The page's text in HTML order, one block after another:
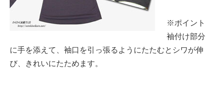
※ポイント
袖付け部分
に手を添えて、袖口を引っ張るようにたたむとシワが伸
び、きれいにたためます。